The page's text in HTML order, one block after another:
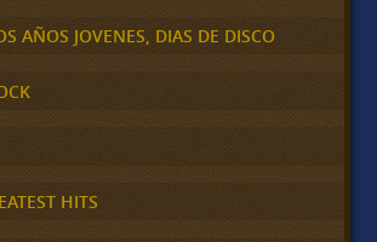
AÑOS JOVENES, DIAS DE DISCO
HITS